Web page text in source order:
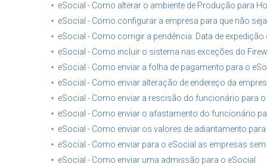
eSocial - Como alterar o ambiente de Produção para
eSocial - Como configurar a empresa para que não
eSocial - Como corrigir a pendência: Data de
eSocial - Como incluir o sistema nas exceções do
eSocial - Como enviar a folha de pagamento para o
eSocial - Como enviar alteração de endereço da
eSocial - Como enviar a rescisão do funcionário para
eSocial - Como enviar o afastamento do funcionário
eSocial - Como enviar os valores de adiantamento
eSocial - Como enviar para o eSocial as empresas
eSocial - Como enviar uma admissão para o eSocial